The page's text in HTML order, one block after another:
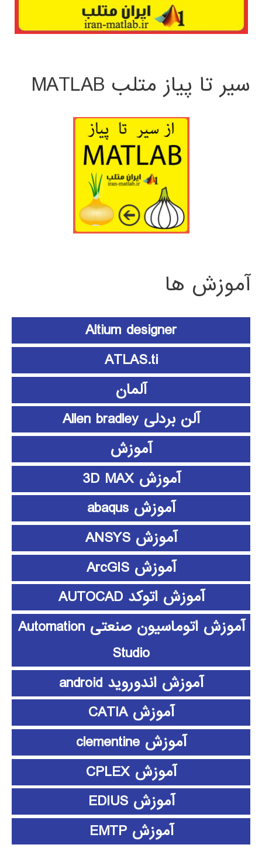
سیر تا پیاز متلب MATLAB
آموزش ها
Altium designer
ATLAS.ti
آلمان
آلن بردلی Allen bradley
آموزش
آموزش 3D MAX
آموزش abaqus
آموزش ANSYS
آموزش ArcGIS
آموزش اتوکد AUTOCAD
آموزش اتوماسیون صنعتی Automation
Studio
آموزش اندوروید android
آموزش CATIA
آموزش clementine
آموزش CPLEX
آموزش EDIUS
آموزش EMTP